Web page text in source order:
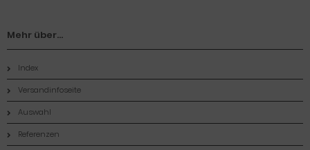
Mehr über...
Index
Versandinfoseite
Auswahl
Referenzen